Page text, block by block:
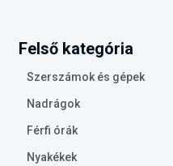
Felső kategória
Szerszámok és gépek
Nadrágok
Férfi órák
Nyakékek